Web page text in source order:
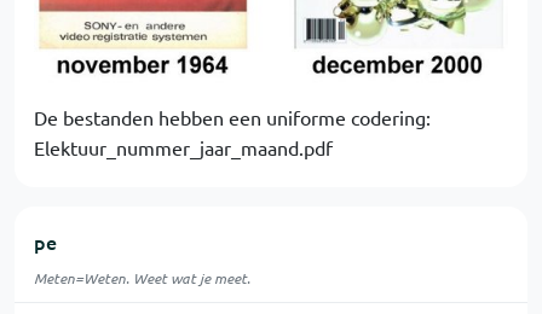
De bestanden hebben een uniforme codering:
Elektuur_nummer_jaar_maand.pdf
pe
Meten=Weten. Weet wat je meet.